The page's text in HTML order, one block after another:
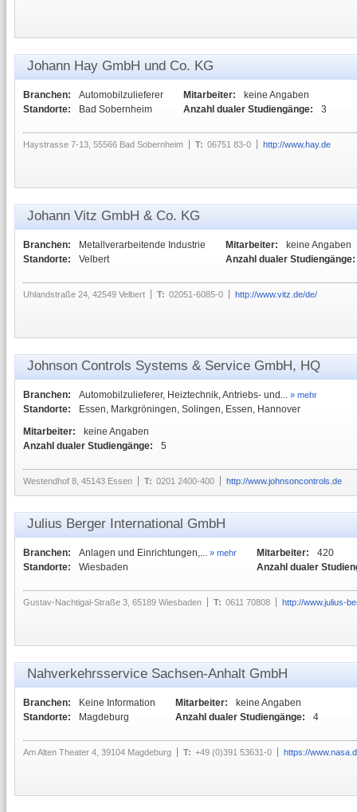
Johann Hay GmbH und Co. KG
Branchen:
Automobilzulieferer
Standorte:
Bad Sobernheim
Mitarbeiter:
keine Angaben
Anzahl dualer Studiengänge:
3
Haystrasse 7-13, 55566 Bad Sobernheim T: 06751 83-0 http://www.hay.de
Johann Vitz GmbH & Co. KG
Branchen:
Metallverarbeitende Industrie
Standorte:
Velbert
Mitarbeiter:
keine Angaben
Anzahl dualer Studiengänge:
Uhlandstraße 24, 42549 Velbert T: 02051-6085-0 http://www.vitz.de/de/
Johnson Controls Systems & Service GmbH, HQ
Branchen: Automobilzulieferer, Heiztechnik, Antriebs- und... » mehr
Standorte:
Essen, Markgröningen, Solingen, Essen, Hannover
Mitarbeiter:
keine Angaben
Anzahl dualer Studiengänge:
5
Westendhof 8, 45143 Essen T: 0201 2400-400 http://www.johnsoncontrols.de
Julius Berger International GmbH
Branchen: Anlagen und Einrichtungen,... » mehr
Standorte: Wiesbaden
Mitarbeiter:
420
Anzahl dualer
Gustav-Nachtigal-Straße 3, 65189 Wiesbaden T: 0611 70808 http://www.julius-
Nahverkehrsservice Sachsen-Anhalt GmbH
Branchen:
Keine Information
Standorte:
Magdeburg
Mitarbeiter:
keine Angaben
Anzahl dualer Studiengänge:
4
Am Alten Theater 4, 39104 Magdeburg T: +49 (0)391 53631-0 https://